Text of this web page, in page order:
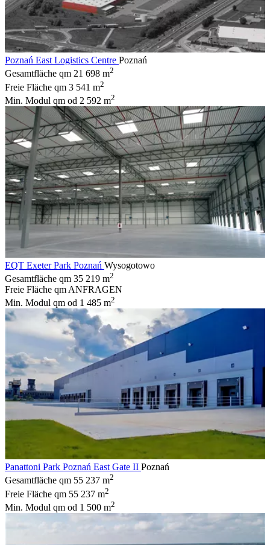
Poznań East Logistics Centre Poznań
Gesamtfläche qm 21 698 m2
Freie Fläche qm 3 541 m2
Min. Modul qm od 2 592 m2
EQT Exeter Park Poznań Wysogotowo
Gesamtfläche qm 35 219 m2
Freie Fläche qm ANFRAGEN
Min. Modul qm od 1 485 m2
Panattoni Park Poznań East Gate II Poznań
Gesamtfläche qm 55 237 m2
Freie Fläche qm 55 237 m2
Min. Modul qm od 1 500 m2